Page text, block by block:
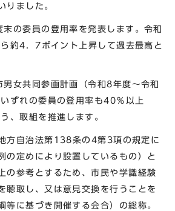
りました。
の委員の登用率を発表します。令和
約4．7ポイント上昇して過去最高と
女共同参画計画（令和8年度～令和
ずれの委員の登用率も40％以上
、取組を推進します。
地方自治法第138条の4第3項の規定に
の定めにより設置しているもの）と
の参考とするため、市民や学識経験
聴取し、又は意見交換を行うことを
等に基づき開催する会合）の総称。